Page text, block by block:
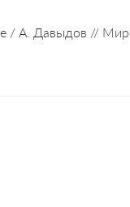
/ А. Давыдов //